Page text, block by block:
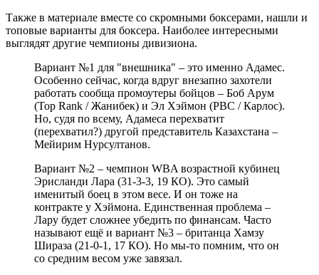
Также в материале вместе со скромными боксерами, нашли и
топовые варианты для боксера. Наиболее интересными
выглядят другие чемпионы дивизиона.
Вариант №1 для "внешника" – это именно Адамес.
Особенно сейчас, когда вдруг внезапно захотели
работать сообща промоутеры бойцов – Боб Арум
(Top Rank / Жанибек) и Эл Хэймон (РВС / Карлос).
Но, судя по всему, Адамеса перехватит
(перехватил?) другой представитель Казахстана –
Мейирим Нурсултанов.
Вариант №2 – чемпион WBA возрастной кубинец
Эрисланди Лара (31-3-3, 19 КО). Это самый
именитый боец в этом весе. И он тоже на
контракте у Хэймона. Единственная проблема –
Лару будет сложнее убедить по финансам. Часто
называют ещё и вариант №3 – британца Хамзу
Шираза (21-0-1, 17 КО). Но мы-то помним, что он
со средним весом уже завязал.